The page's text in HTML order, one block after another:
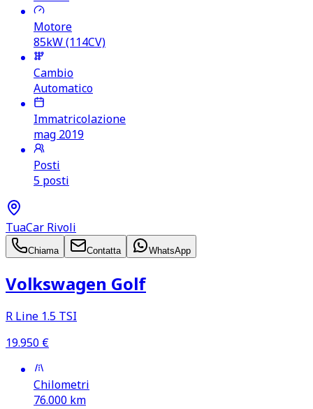
Motore
85kW (114CV)
Cambio
Automatico
Immatricolazione
mag 2019
Posti
5 posti
TuaCar Rivoli
Chiama Contatta WhatsApp
Volkswagen Golf
R Line 1.5 TSI
19.950 €
Chilometri
76.000 km